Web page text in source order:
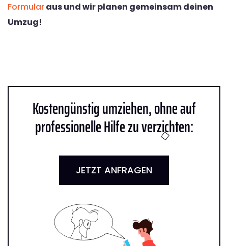
Formularaus und wir planen gemeinsam deinen
Umzug!
Kostengünstig umziehen, ohne auf
professionelle Hilfe zu verzichten:
JETZT ANFRAGEN